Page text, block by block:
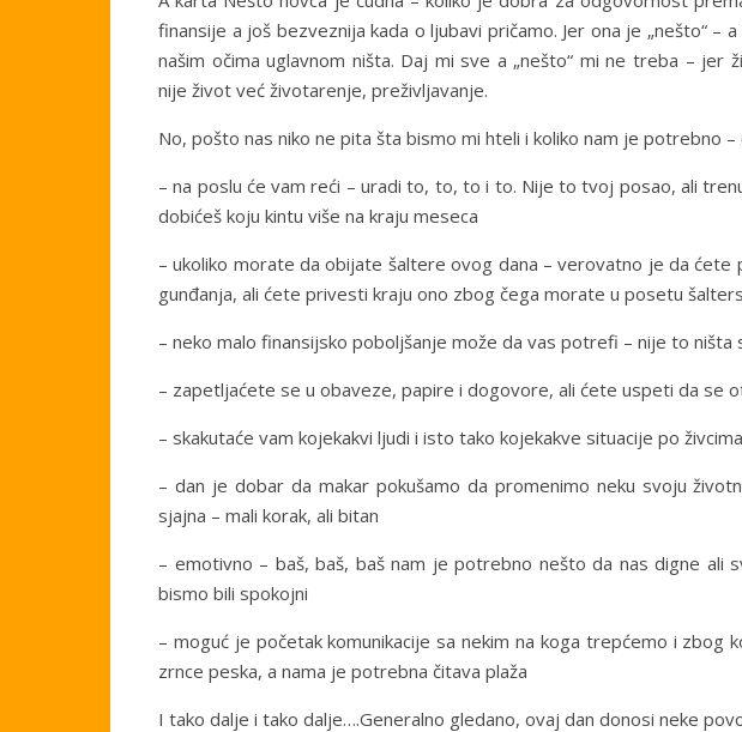
finansije a još bezveznija kada o ljubavi pričamo. Jer ona je „nešto“ –
našim očima uglavnom ništa. Daj mi sve a „nešto“ mi ne treba – jer
nije život već životarenje, preživljavanje.
No, pošto nas niko ne pita šta bismo mi hteli i koliko nam je potrebno –
– na poslu će vam reći – uradi to, to, to i to. Nije to tvoj posao, ali
dobićeš koju kintu više na kraju meseca
– ukoliko morate da obijate šaltere ovog dana – verovatno je da
gunđanja, ali ćete privesti kraju ono zbog čega morate u posetu
– neko malo finansijsko poboljšanje može da vas potrefi – nije to ništa
– zapetljaćete se u obaveze, papire i dogovore, ali ćete uspeti da se
– skakutaće vam kojekakvi ljudi i isto tako kojekakve situacije po
– dan je dobar da makar pokušamo da promenimo neku svoju
sjajna – mali korak, ali bitan
– emotivno – baš, baš, baš nam je potrebno nešto da nas digne ali
bismo bili spokojni
– moguć je početak komunikacije sa nekim na koga trepćemo i zbog
zrnce peska, a nama je potrebna čitava plaža
I tako dalje i tako dalje….Generalno gledano, ovaj dan donosi neke